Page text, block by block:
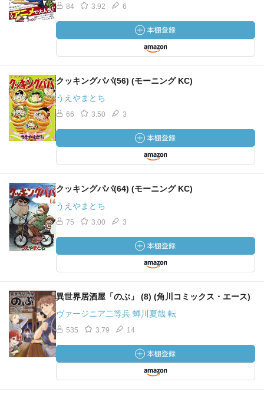
で、
今回も狐の話し。
つか、
そんなに狐ってイナリズシ好きなんでしたっけ？
第６１話・船上の密談
マルセルさんが密談！
水運のあれこれな。
で、
お弁当はのぶに用意してもらったの？
そりゃ、
１１巻いこうのお話し。
第６２話・鯖の味噌煮
魚が食べたい！
84 3.92 6
クッキングパパ(56) (モーニング KC)
うえやまとち
66 3.50 3
クッキングパパ(64) (モーニング KC)
うえやまとち
75 3.00 3
異世界居酒屋「のぶ」 (8) (角川コミックス・エース)
ヴァージニア二等兵 蝉川夏哉 転
535 3.79 14